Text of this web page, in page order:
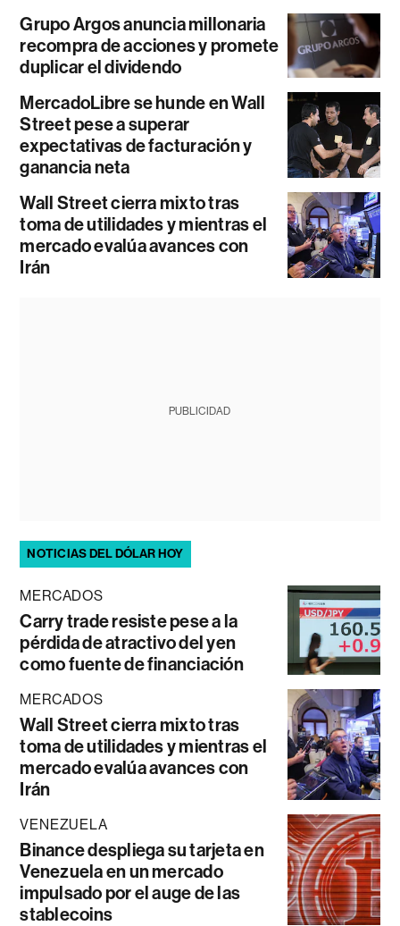
Grupo Argos anuncia millonaria
recompra de acciones y promete
duplicar el dividendo
MercadoLibre se hunde en Wall
Street pese a superar
expectativas de facturación y
ganancia neta
Wall Street cierra mixto tras
toma de utilidades y mientras el
mercado evalúa avances con
Irán
PUBLICIDAD
NOTICIAS DEL DÓLAR HOY
MERCADOS
Carry trade resiste pese a la
pérdida de atractivo del yen
como fuente de financiación
MERCADOS
Wall Street cierra mixto tras
toma de utilidades y mientras el
mercado evalúa avances con
Irán
VENEZUELA
Binance despliega su tarjeta en
Venezuela en un mercado
impulsado por el auge de las
stablecoins